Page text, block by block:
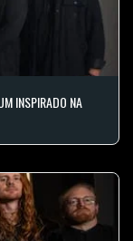
INSPIRADO NA